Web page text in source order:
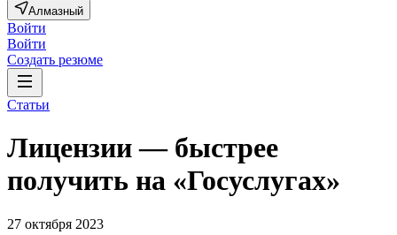
Алмазный
Войти
Войти
Создать резюме
Статьи
Лицензии — быстрее
получить на «Госуслугах»
27 октября 2023